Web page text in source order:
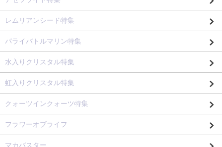
レムリアンシード特集
パライバトルマリン特集
水入りクリスタル特集
虹入りクリスタル特集
クォーツインクォーツ特集
フラワーオブライフ
マカバスター